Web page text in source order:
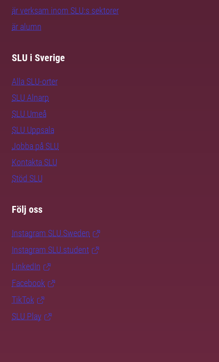
är verksam inom SLU:s sektorer
är alumn
SLU i Sverige
Alla SLU-orter
SLU Alnarp
SLU Umeå
SLU Uppsala
Jobba på SLU
Kontakta SLU
Stöd SLU
Följ oss
Instagram SLU.Sweden
Instagram SLU.student
LinkedIn
Facebook
TikTok
SLU Play